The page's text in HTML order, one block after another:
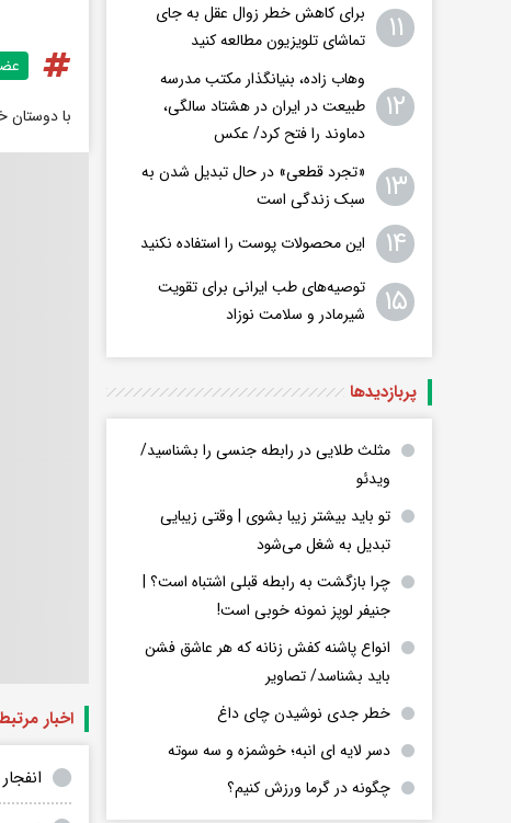
با دوستان
اخبار
۱۱
برای کاهش خطر زوال عقل به جای
تماشای تلویزیون مطالعه کنید
۱۲
وهاب زاده، بنیانگذار مکتب مدرسه
طبیعت در ایران در هشتاد سالگی،
دماوند را فتح کرد/ عکس
۱۳
«تجرد قطعی» در حال تبدیل شدن به
سبک زندگی است
۱۴ این محصولات پوست را استفاده نکنید
۱۵
توصیه‌های طب ایرانی برای تقویت
شیرمادر و سلامت نوزاد
پربازدید‌ها
مثلث طلایی در رابطه جنسی را بشناسید/
ویدئو
تو باید بیشتر زیبا بشوی | وقتی زیبایی
تبدیل به شغل می‌شود
چرا بازگشت به رابطه قبلی اشتباه است؟ |
جنیفر لوپز نمونه خوبی است!
انواع پاشنه کفش زنانه که هر عاشق فشن
باید بشناسد/ تصاویر
خطر جدی نوشیدن چای داغ
دسر لایه ای انبه؛ خوشمزه و سه سوته
چگونه در گرما ورزش کنیم؟